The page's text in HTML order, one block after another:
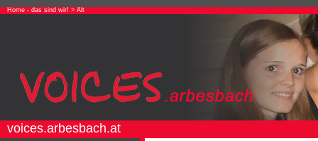
Home - das sind wir! > Alt
voices.arbesbach.at